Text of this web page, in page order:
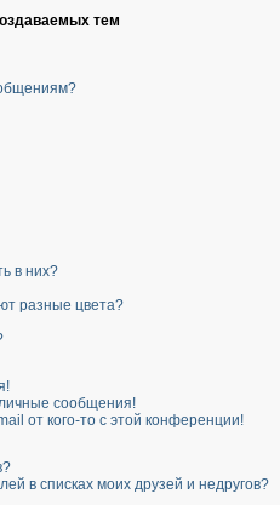
тем
в них?
разные цвета?
сообщения!
от кого-то с этой конференции!
в списках моих друзей и недругов?